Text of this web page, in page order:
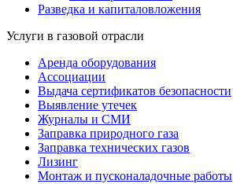
Разведка и капиталовложения
Услуги в газовой отрасли
Аренда оборудования
Ассоциации
Выдача сертификатов безопасности
Выявление утечек
Журналы и СМИ
Заправка природного газа
Заправка технических газов
Лизинг
Монтаж и пусконаладочные работы